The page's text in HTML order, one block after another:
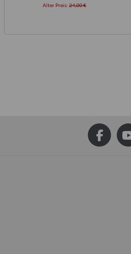
Alter Preis:24,00 €